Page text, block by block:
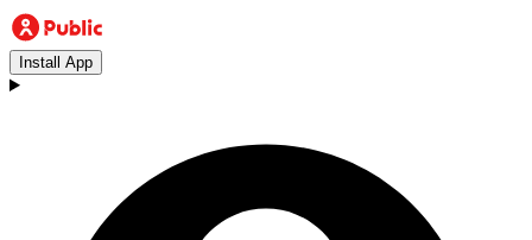
Install App